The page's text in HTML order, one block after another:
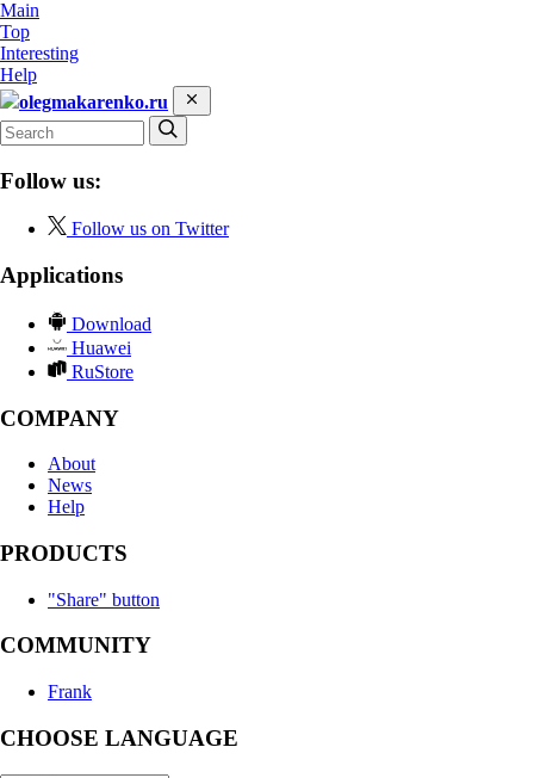
Main
Top
Interesting
Help
olegmakarenko.ru
Follow us:
Follow us on Twitter
Applications
Download
Huawei
RuStore
COMPANY
About
News
Help
PRODUCTS
"Share" button
COMMUNITY
Frank
CHOOSE LANGUAGE